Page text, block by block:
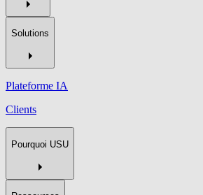
Solutions
Plateforme IA
Clients
Pourquoi USU